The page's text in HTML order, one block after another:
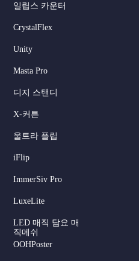
일립스 카운터
CrystalFlex
Unity
Masta Pro
디지 스탠디
X-커튼
울트라 플립
iFlip
ImmerSiv Pro
LuxeLite
LED 매직 담요 매
직메쉬
OOHPoster